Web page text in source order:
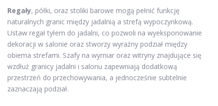
Regały, półki, oraz stoliki barowe mogą pełnić funkcję
naturalnych granic między jadalnią a strefą wypoczynkową.
Ustaw regał tyłem do jadalni, co pozwoli na wyeksponowanie
dekoracji w salonie oraz stworzy wyraźny podział między
obiema strefami. Szafy na wymiar oraz witryny znajdujące się
wzdłuż granicy jadalni i salonu zapewniają dodatkową
przestrzeń do przechowywania, a jednocześnie subtelnie
zaznaczają podział.